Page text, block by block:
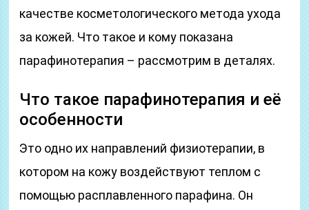
качестве косметологического метода ухода
за кожей. Что такое и кому показана
парафинотерапия – рассмотрим в деталях.
Что такое парафинотерапия и её
особенности
Это одно их направлений физиотерапии, в
котором на кожу воздействуют теплом с
помощью расплавленного парафина. Он